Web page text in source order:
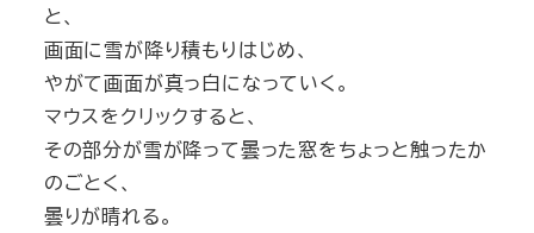
と、
画面に雪が降り積もりはじめ、
やがて画面が真っ白になっていく。
マウスをクリックすると、
その部分が雪が降って曇った窓をちょっと触ったか
のごとく、
曇りが晴れる。